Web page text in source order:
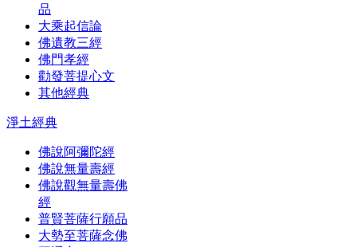
品
大乘起信論
佛遺教三經
佛門孝經
勸發菩提心文
其他經典
淨土經典
佛說阿彌陀經
佛說無量壽經
佛說觀無量壽佛
經
普賢菩薩行願品
大勢至菩薩念佛